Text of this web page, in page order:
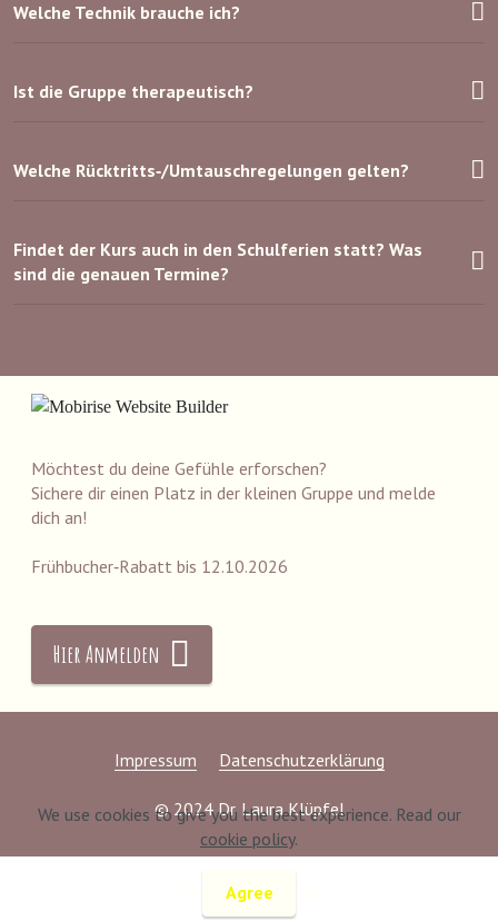
Welche Technik brauche ich?
Ist die Gruppe therapeutisch?
Welche Rücktritts‑/Umtauschregelungen gelten?
Findet der Kurs auch in den Schulferien statt? Was
sind die genauen Termine?
Möchtest du deine Gefühle erforschen?
Sichere dir einen Platz in der kleinen Gruppe und melde
dich an!
Frühbucher‑Rabatt bis 12.10.2026
Hier Anmelden
Impressum Datenschutzerklärung
© 2024 Dr. Laura Klüpfel
AI Website Generator
We use cookies to give you the best experience. Read our
cookie policy.
Agree